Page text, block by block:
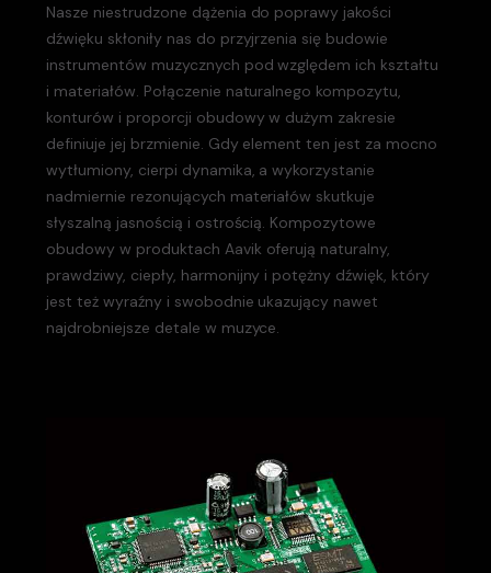
Nasze niestrudzone dążenia do poprawy jakości
dźwięku skłoniły nas do przyjrzenia się budowie
instrumentów muzycznych pod względem ich kształtu
i materiałów. Połączenie naturalnego kompozytu,
konturów i proporcji obudowy w dużym zakresie
definiuje jej brzmienie. Gdy element ten jest za mocno
wytłumiony, cierpi dynamika, a wykorzystanie
nadmiernie rezonujących materiałów skutkuje
słyszalną jasnością i ostrością. Kompozytowe
obudowy w produktach Aavik oferują naturalny,
prawdziwy, ciepły, harmonijny i potężny dźwięk, który
jest też wyraźny i swobodnie ukazujący nawet
najdrobniejsze detale w muzyce.